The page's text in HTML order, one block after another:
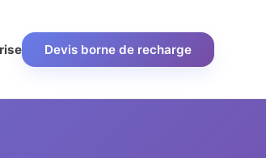
Devis borne de recharge